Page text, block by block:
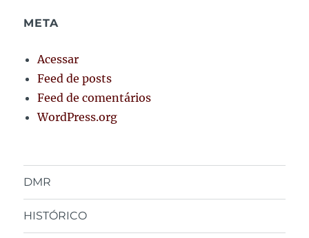
META
Acessar
Feed de posts
Feed de comentários
WordPress.org
DMR
HISTÓRICO